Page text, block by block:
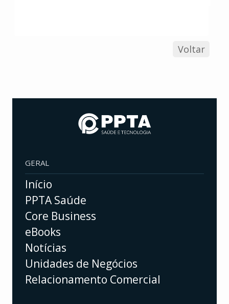
Voltar
GERAL
Início
PPTA Saúde
Core Business
eBooks
Notícias
Unidades de Negócios
Relacionamento Comercial